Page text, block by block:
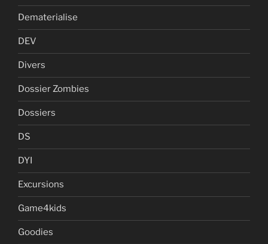
Dematerialise
DEV
Divers
Dossier Zombies
Dossiers
DS
DYI
Excursions
Game4kids
Goodies